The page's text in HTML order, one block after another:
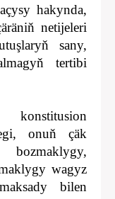
hakynda,
netijeleri
sany,
tertibi
onuň çäk
wagyz
bilen